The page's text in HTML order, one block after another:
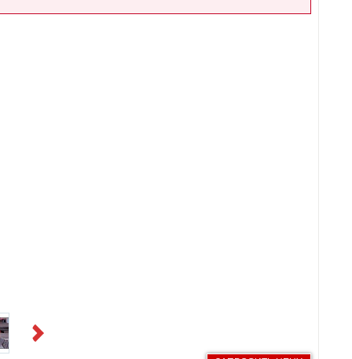
Next